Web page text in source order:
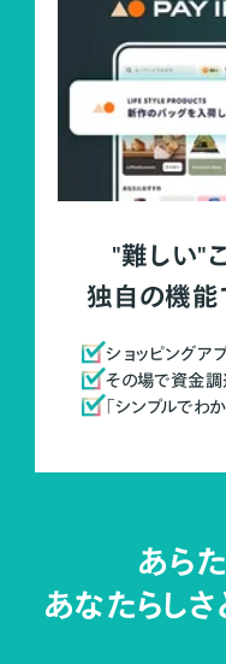
"難しい"
独自の機能
ショッピングア
その場で資金調
「シンプルでわ
あら
あなたらしさ